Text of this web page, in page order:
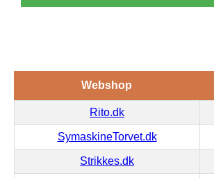
Webshop
Rito.dk
SymaskineTorvet.dk
Strikkes.dk